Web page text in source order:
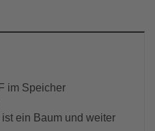
im Speicher
ein Baum und weiter